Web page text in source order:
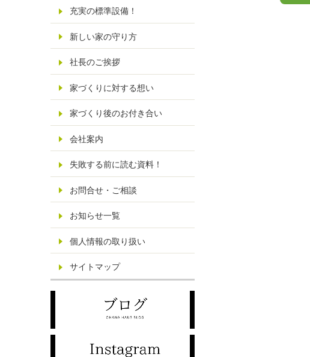
充実の標準設備！
新しい家の守り方
社長のご挨拶
家づくりに対する想い
家づくり後のお付き合い
会社案内
失敗する前に読む資料！
お問合せ・ご相談
お知らせ一覧
個人情報の取り扱い
サイトマップ